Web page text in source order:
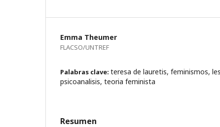
Emma Theumer
FLACSO/UNTREF
Palabras clave: teresa de lauretis, feminismos,
psicoanalisis, teoria feminista
Resumen